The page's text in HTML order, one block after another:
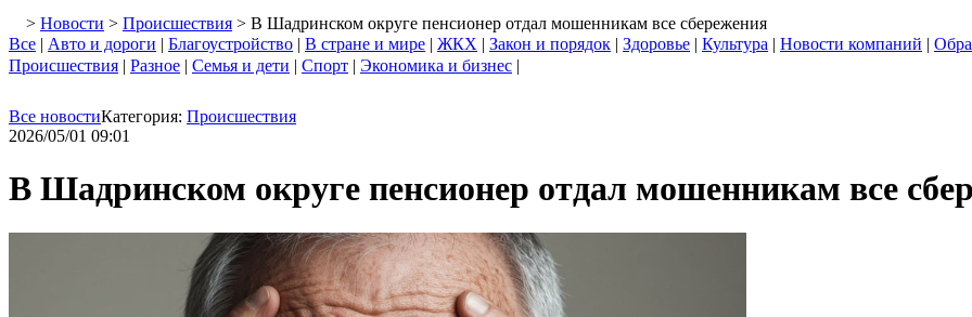
> Новости > Происшествия > В Шадринском округе пенсионер отдал мошенникам все сбережения
Все | Авто и дороги | Благоустройство | В стране и мире | ЖКХ | Закон и порядок | Здоровье | Культура | Новости компаний |
Происшествия | Разное | Семья и дети | Спорт | Экономика и бизнес |
Все новостиКатегория: Происшествия
2026/05/01 09:01
В Шадринском округе пенсионер отдал мошенникам все